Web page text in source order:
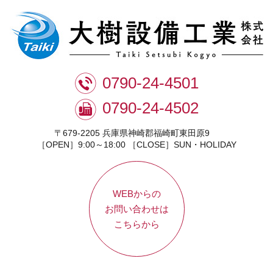
0790-24-4501
0790-24-4502
〒679-2205 兵庫県神崎郡福崎町東田原9
［OPEN］9:00～18:00 ［CLOSE］SUN・HOLIDAY
WEBからの
お問い合わせは
こちらから